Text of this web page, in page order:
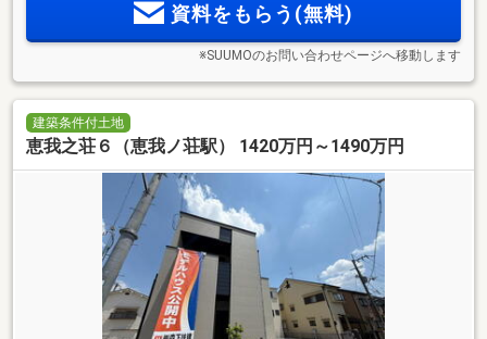
資料をもらう(無料)
※SUUMOのお問い合わせページへ移動します
建築条件付土地
恵我之荘６（恵我ノ荘駅） 1420万円～1490万円